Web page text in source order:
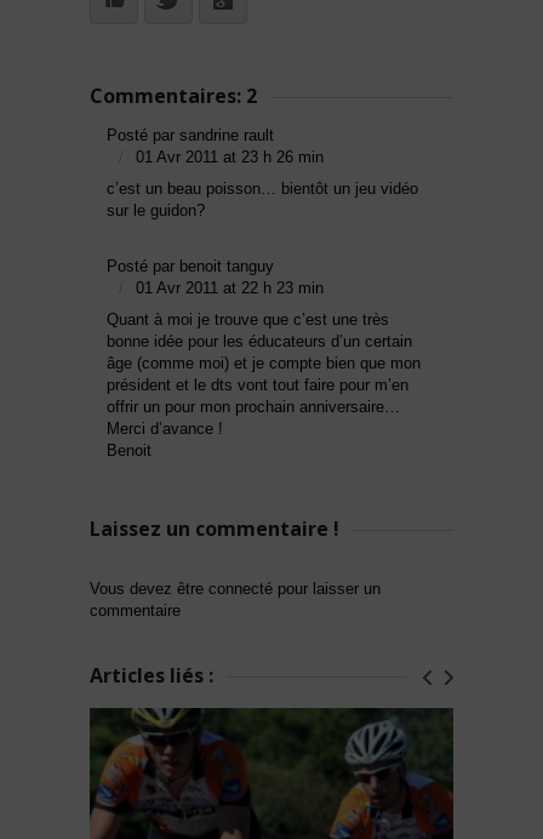
Commentaires: 2
Posté par sandrine rault
01 Avr 2011 at 23 h 26 min
c’est un beau poisson… bientôt un jeu vidéo
sur le guidon?
Posté par benoit tanguy
01 Avr 2011 at 22 h 23 min
Quant à moi je trouve que c’est une très
bonne idée pour les éducateurs d’un certain
âge (comme moi) et je compte bien que mon
président et le dts vont tout faire pour m’en
offrir un pour mon prochain anniversaire…
Merci d’avance !
Benoit
Laissez un commentaire !
Vous devez être connecté pour laisser un
commentaire
Articles liés :